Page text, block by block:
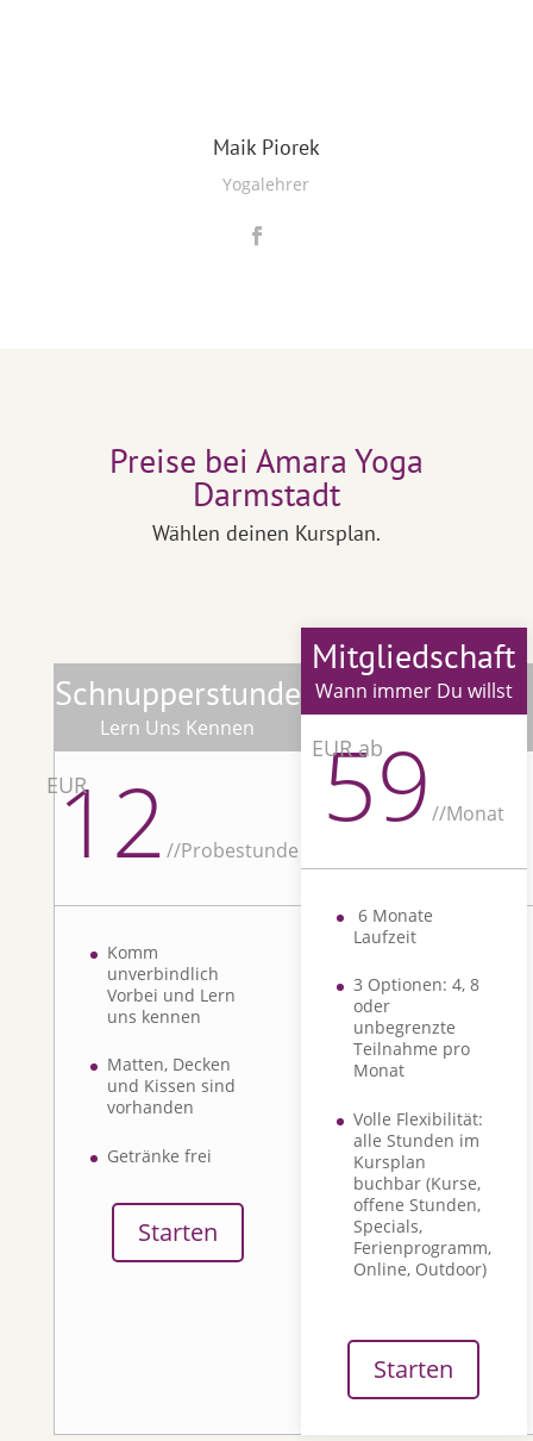
Maik Piorek
Yogalehrer
Preise bei Amara Yoga
Darmstadt
Wählen deinen Kursplan.
Schnupperstunde
Lern Uns Kennen
EUR
12 //Probestunde
Komm
unverbindlich
Vorbei und Lern
uns kennen
Matten, Decken
und Kissen sind
vorhanden
Getränke frei
Starten
Mitgliedschaft
Wann immer Du willst
EUR ab
59//Monat
6 Monate
Laufzeit
3 Optionen: 4, 8
oder
unbegrenzte
Teilnahme pro
Monat
Volle Flexibilität:
alle Stunden im
Kursplan
buchbar (Kurse,
offene Stunden,
Specials,
Ferienprogramm,
Online, Outdoor)
Starten